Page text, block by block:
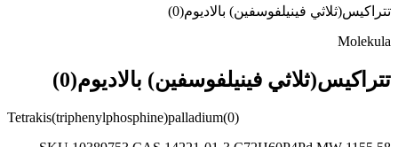
تتراكيس(ثلاثي فينيلفوسفين) بالاديوم(0)
Molekula
تتراكيس(ثلاثي فينيلفوسفين) بالاديوم(0)
Tetrakis(triphenylphosphine)palladium(0)